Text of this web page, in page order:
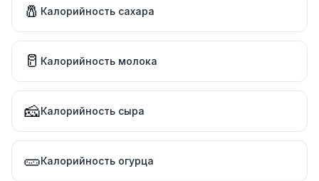
🧂 Калорийность сахара
🥛 Калорийность молока
🧀Калорийность сыра
🥒Калорийность огурца